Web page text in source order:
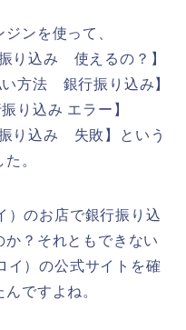
ンを使って、
り込み 使えるの？】
方法 銀行振り込み】
り込み エラー】
り込み 失敗】という
。
）のお店で銀行振り込
？それともできない
イ）の公式サイトを確
ですよね。